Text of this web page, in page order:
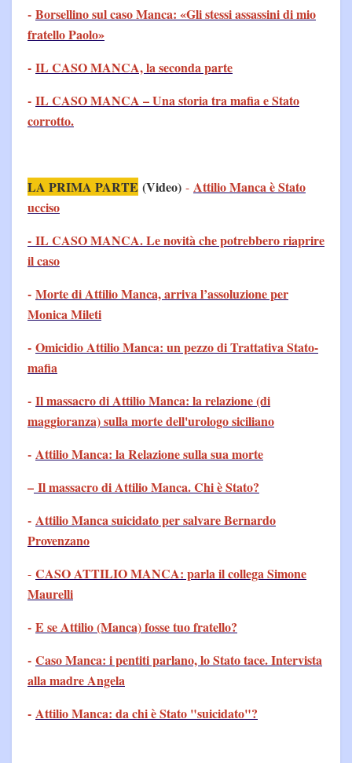
- Borsellino sul caso Manca: «Gli stessi assassini di mio
fratello Paolo»
- IL CASO MANCA, la seconda parte
- IL CASO MANCA – Una storia tra mafia e Stato
corrotto.
LA PRIMA PARTE (Video) - Attilio Manca è Stato
ucciso
- IL CASO MANCA. Le novità che potrebbero riaprire
il caso
- Morte di Attilio Manca, arriva l’assoluzione per
Monica Mileti
- Omicidio Attilio Manca: un pezzo di Trattativa Stato-
mafia
- Il massacro di Attilio Manca: la relazione (di
maggioranza) sulla morte dell'urologo siciliano
- Attilio Manca: la Relazione sulla sua morte
– Il massacro di Attilio Manca. Chi è Stato?
- Attilio Manca suicidato per salvare Bernardo
Provenzano
- CASO ATTILIO MANCA: parla il collega Simone
Maurelli
- E se Attilio (Manca) fosse tuo fratello?
- Caso Manca: i pentiti parlano, lo Stato tace. Intervista
alla madre Angela
- Attilio Manca: da chi è Stato "suicidato"?